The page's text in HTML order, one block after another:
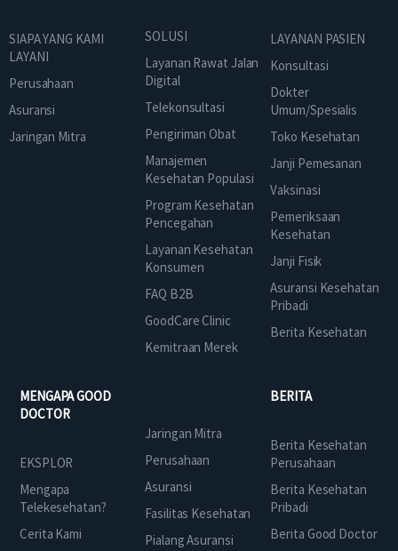
SIAPA YANG KAMI
LAYANI
Perusahaan
Asuransi
Jaringan Mitra
SOLUSI
Layanan Rawat Jalan
Digital
Telekonsultasi
Pengiriman Obat
Manajemen
Kesehatan Populasi
Program Kesehatan
Pencegahan
Layanan Kesehatan
Konsumen
FAQ B2B
GoodCare Clinic
Kemitraan Merek
LAYANAN PASIEN
Konsultasi
Dokter
Umum/Spesialis
Toko Kesehatan
Janji Pemesanan
Vaksinasi
Pemeriksaan
Kesehatan
Janji Fisik
Asuransi Kesehatan
Pribadi
Berita Kesehatan
MENGAPA GOOD
DOCTOR
EKSPLOR
Mengapa
Telekesehatan?
Cerita Kami
Jaringan Mitra
Perusahaan
Asuransi
Fasilitas Kesehatan
Pialang Asuransi
BERITA
Berita Kesehatan
Perusahaan
Berita Kesehatan
Pribadi
Berita Good Doctor